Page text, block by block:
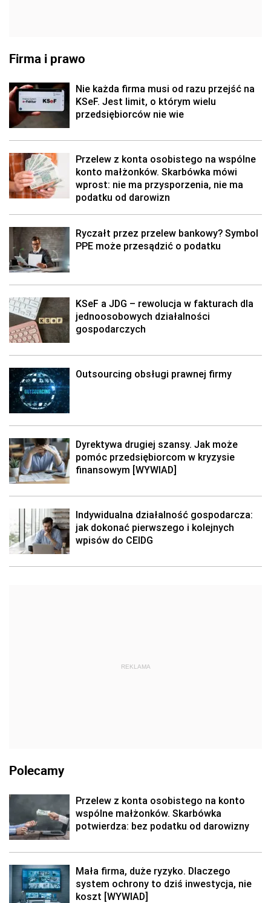
Firma i prawo
Nie każda firma musi od razu przejść na
KSeF. Jest limit, o którym wielu
przedsiębiorców nie wie
Przelew z konta osobistego na wspólne
konto małżonków. Skarbówka mówi
wprost: nie ma przysporzenia, nie ma
podatku od darowizn
Ryczałt przez przelew bankowy? Symbol
PPE może przesądzić o podatku
KSeF a JDG – rewolucja w fakturach dla
jednoosobowych działalności
gospodarczych
Outsourcing obsługi prawnej firmy
Dyrektywa drugiej szansy. Jak może
pomóc przedsiębiorcom w kryzysie
finansowym [WYWIAD]
Indywidualna działalność gospodarcza:
jak dokonać pierwszego i kolejnych
wpisów do CEIDG
REKLAMA
Polecamy
Przelew z konta osobistego na konto
wspólne małżonków. Skarbówka
potwierdza: bez podatku od darowizny
Mała firma, duże ryzyko. Dlaczego
system ochrony to dziś inwestycja, nie
koszt [WYWIAD]